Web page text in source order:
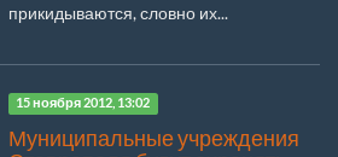
прикидываются, словно их...
15 ноября 2012, 13:02
Муниципальные учреждения